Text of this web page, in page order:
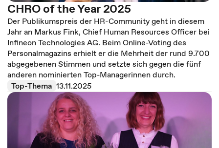
CHRO of the Year 2025
Der Publikumspreis der HR-Community geht in diesem
Jahr an Markus Fink, Chief Human Resources Officer bei
Infineon Technologies AG. Beim Online-Voting des
Personalmagazins erhielt er die Mehrheit der rund 9.700
abgegebenen Stimmen und setzte sich gegen die fünf
anderen nominierten Top-Managerinnen durch.
Top-Thema 13.11.2025